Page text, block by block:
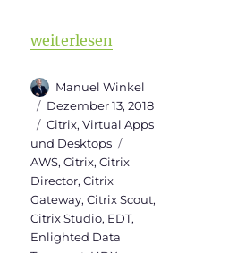
„Neue Features in Citrix
weiterlesen
Autor
Manuel Winkel
Veröffentlicht
am
Dezember 13, 2018
Kategorien
Citrix,Virtual Apps
und Desktops
AWS,Citrix,Citrix
Director,Citrix
Gateway,Citrix Scout,
Citrix Studio, EDT,
Enlighted Data